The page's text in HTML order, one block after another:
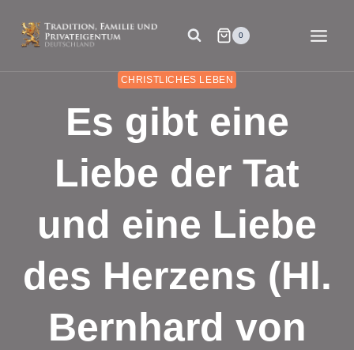
Inhalt
springen
0
CHRISTLICHES LEBEN
Es gibt eine
Liebe der Tat
und eine Liebe
des Herzens (Hl.
Bernhard von